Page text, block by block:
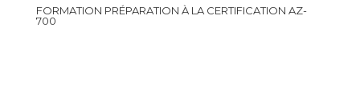
FORMATION PRÉPARATION À LA CERTIFICATION AZ-
700